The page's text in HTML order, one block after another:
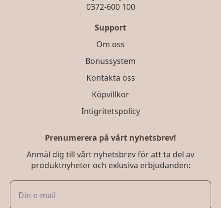
0372-600 100
Support
Om oss
Bonussystem
Kontakta oss
Köpvillkor
Intigritetspolicy
Prenumerera på vårt nyhetsbrev!
Anmäl dig till vårt nyhetsbrev för att ta del av
produktnyheter och exlusiva erbjudanden: